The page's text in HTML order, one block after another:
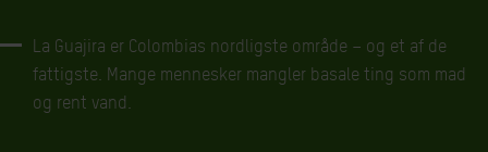
La Guajira er Colombias nordligste område – og et af de
fattigste. Mange mennesker mangler basale ting som mad
og rent vand.